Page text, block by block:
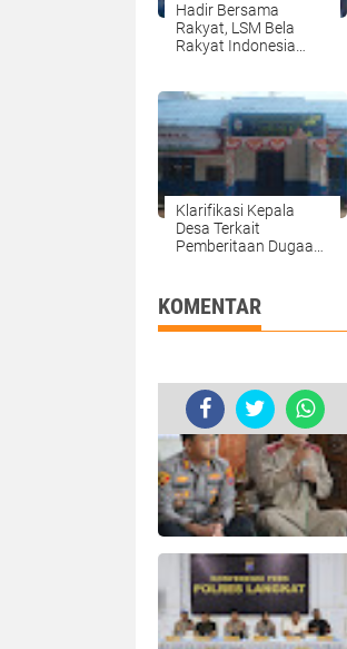
Hadir Bersama
Rakyat, LSM Bela
Rakyat Indonesia
Siap Mengawal
Klarifikasi Kepala
Desa Terkait
Pemberitaan Dugaan
KOMENTAR